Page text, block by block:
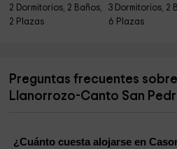
2 Dormitorios, 2 Baños,
2 Plazas
3 Dormitorios, 2
6 Plazas
Preguntas frecuentes
Llanorrozo-Canto San
¿Cuánto cuesta alojarse en